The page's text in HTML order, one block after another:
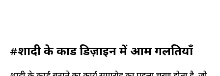
#शादी के कार्ड डिज़ाइन में आम गलतियाँ